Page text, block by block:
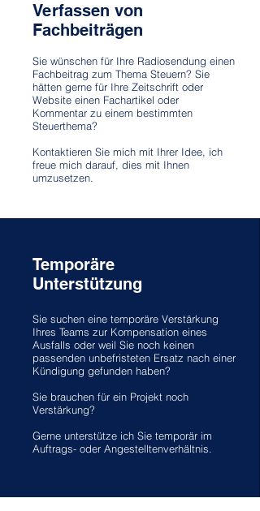
Verfassen von
Fachbeiträgen
Sie wünschen für Ihre Radiosendung einen
Fachbeitrag zum Thema Steuern? Sie
hätten gerne für Ihre Zeitschrift oder
Website einen Fachartikel oder
Kommentar zu einem bestimmten
Steuerthema?
Kontaktieren Sie mich mit Ihrer Idee, ich
freue mich darauf, dies mit Ihnen
umzusetzen.
Temporäre
Unterstützung
Sie suchen eine temporäre Verstärkung
Ihres Teams zur Kompensation eines
Ausfalls oder weil Sie noch keinen
passenden unbefristeten Ersatz nach einer
Kündigung gefunden haben?
Sie brauchen für ein Projekt noch
Verstärkung?
Gerne unterstütze ich Sie temporär im
Auftrags- oder Angestelltenverhältnis.